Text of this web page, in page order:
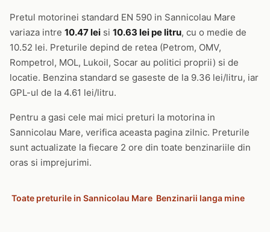
Pretul motorinei standard EN 590 in Sannicolau Mare
variaza intre 10.47 lei si 10.63 lei pe litru, cu o medie de
10.52 lei. Preturile depind de retea (Petrom, OMV,
Rompetrol, MOL, Lukoil, Socar au politici proprii) si de
locatie. Benzina standard se gaseste de la 9.36 lei/litru, iar
GPL-ul de la 4.61 lei/litru.
Pentru a gasi cele mai mici preturi la motorina in
Sannicolau Mare, verifica aceasta pagina zilnic. Preturile
sunt actualizate la fiecare 2 ore din toate benzinariile din
oras si imprejurimi.
Toate preturile in Sannicolau Mare Benzinarii langa mine